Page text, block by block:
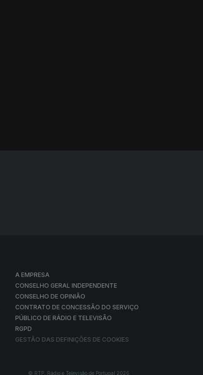
A EMPRESA
CONSELHO GERAL INDEPENDENTE
CONSELHO DE OPINIÃO
CONTRATO DE CONCESSÃO DO SERVIÇO
PÚBLICO DE RÁDIO E TELEVISÃO
RGPD
GESTÃO DAS DEFINIÇÕES DE COOKIES
© RTP, Rádio e Televisão de Portugal 2026